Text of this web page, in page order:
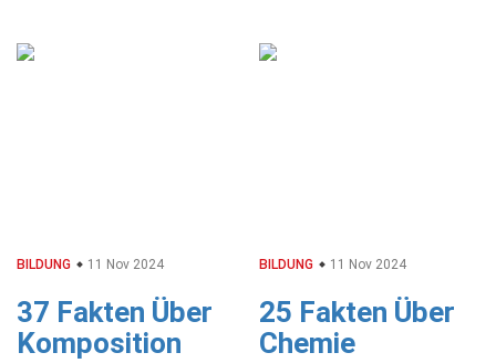
BILDUNG 11 Nov 2024
37 Fakten Über
Komposition
BILDUNG 11 Nov 2024
25 Fakten Über
Chemie